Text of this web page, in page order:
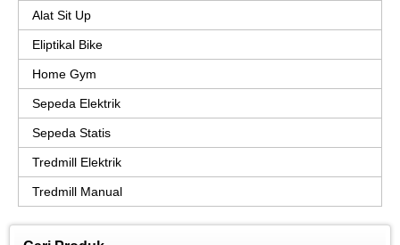
Alat Sit Up
Eliptikal Bike
Home Gym
Sepeda Elektrik
Sepeda Statis
Tredmill Elektrik
Tredmill Manual